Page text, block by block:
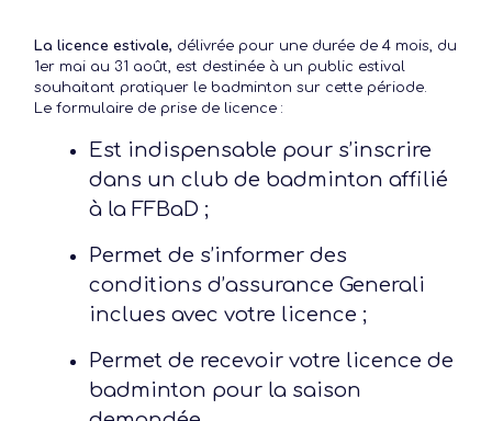
La licence estivale, délivrée pour une durée de 4 mois, du
1er mai au 31 août, est destinée à un public estival
souhaitant pratiquer le badminton sur cette période.
Le formulaire de prise de licence :
Est indispensable pour s’inscrire
dans un club de badminton affilié
à la FFBaD ;
Permet de s’informer des
conditions d’assurance Generali
inclues avec votre licence ;
Permet de recevoir votre licence de
badminton pour la saison